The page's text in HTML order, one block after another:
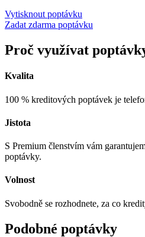
Vytisknout poptávku
Zadat zdarma poptávku
Proč využívat
Kvalita
100 % kreditových poptávek je
Jistota
S Premium členstvím vám
poptávky.
Volnost
Svobodně se rozhodnete, za co
Podobné poptávky